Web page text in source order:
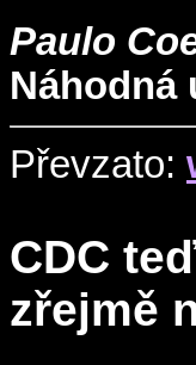
Paulo
Náhodná
Převzato:
CDC
zřejmě